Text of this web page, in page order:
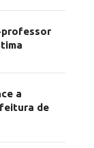
professor
a
de